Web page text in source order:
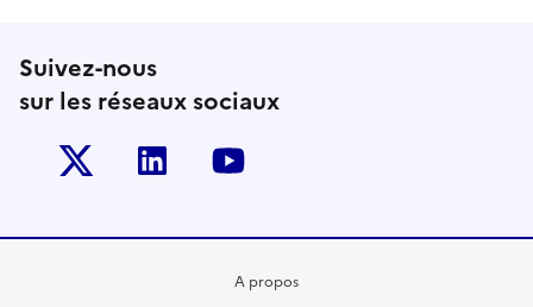
Suivez-nous
sur les réseaux sociaux
Twitter-x Linkedin
A propos